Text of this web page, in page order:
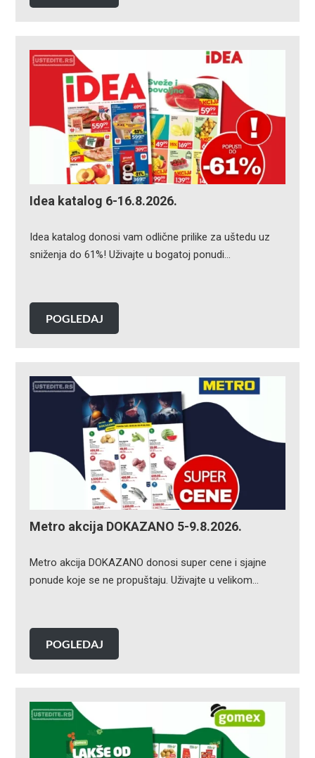
Idea katalog 6-16.8.2026.
Idea katalog donosi vam odlične prilike za uštedu uz
sniženja do 61%! Uživajte u bogatoj ponudi…
POGLEDAJ
Metro akcija DOKAZANO 5-9.8.2026.
Metro akcija DOKAZANO donosi super cene i sjajne
ponude koje se ne propuštaju. Uživajte u velikom…
POGLEDAJ